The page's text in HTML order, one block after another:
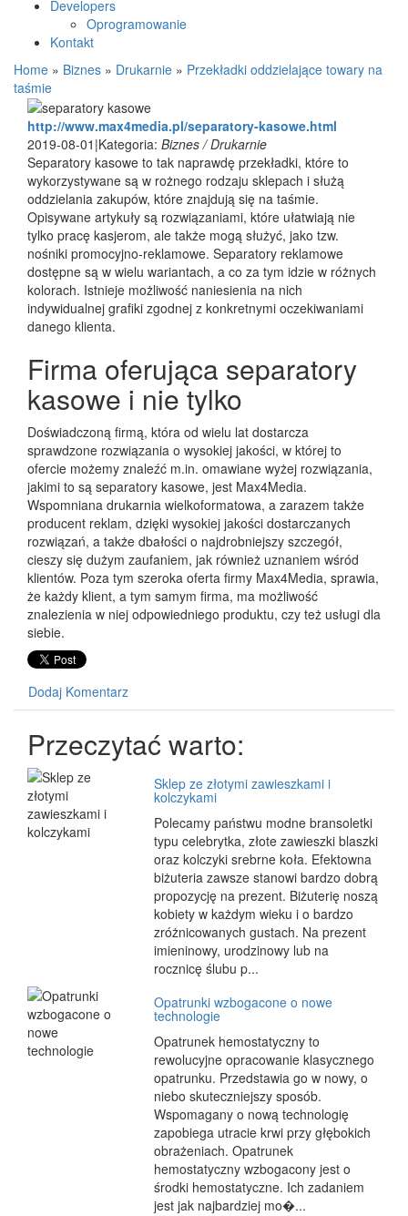
Developers
Oprogramowanie
Kontakt
Home » Biznes » Drukarnie » Przekładki oddzielające towary na
taśmie
http://www.max4media.pl/separatory-kasowe.html
2019-08-01 |Kategoria: Biznes / Drukarnie
Separatory kasowe to tak naprawdę przekładki, które to
wykorzystywane są w rożnego rodzaju sklepach i służą
oddzielania zakupów, które znajdują się na taśmie.
Opisywane artykuły są rozwiązaniami, które ułatwiają nie
tylko pracę kasjerom, ale także mogą służyć, jako tzw.
nośniki promocyjno-reklamowe. Separatory reklamowe
dostępne są w wielu wariantach, a co za tym idzie w różnych
kolorach. Istnieje możliwość naniesienia na nich
indywidualnej grafiki zgodnej z konkretnymi oczekiwaniami
danego klienta.
Firma oferująca separatory
kasowe i nie tylko
Doświadczoną firmą, która od wielu lat dostarcza
sprawdzone rozwiązania o wysokiej jakości, w której to
ofercie możemy znaleźć m.in. omawiane wyżej rozwiązania,
jakimi to są separatory kasowe, jest Max4Media.
Wspomniana drukarnia wielkoformatowa, a zarazem także
producent reklam, dzięki wysokiej jakości dostarczanych
rozwiązań, a także dbałości o najdrobniejszy szczegół,
cieszy się dużym zaufaniem, jak również uznaniem wśród
klientów. Poza tym szeroka oferta firmy Max4Media, sprawia,
że każdy klient, a tym samym firma, ma możliwość
znalezienia w niej odpowiedniego produktu, czy też usługi dla
siebie.
Dodaj Komentarz
Przeczytać warto:
Sklep ze złotymi zawieszkami i
kolczykami
Polecamy państwu modne bransoletki
typu celebrytka, złote zawieszki blaszki
oraz kolczyki srebrne koła. Efektowna
biżuteria zawsze stanowi bardzo dobrą
propozycję na prezent. Biżuterię noszą
kobiety w każdym wieku i o bardzo
zróżnicowanych gustach. Na prezent
imieninowy, urodzinowy lub na
rocznicę ślubu p...
Opatrunki wzbogacone o nowe
technologie
Opatrunek hemostatyczny to
rewolucyjne opracowanie klasycznego
opatrunku. Przedstawia go w nowy, o
niebo skuteczniejszy sposób.
Wspomagany o nową technologię
zapobiega utracie krwi przy głębokich
obrażeniach. Opatrunek
hemostatyczny wzbogacony jest o
środki hemostatyczne. Ich zadaniem
jest jak najbardziej mo�...